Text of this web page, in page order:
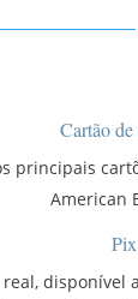
Cartão
principais
American
Pix